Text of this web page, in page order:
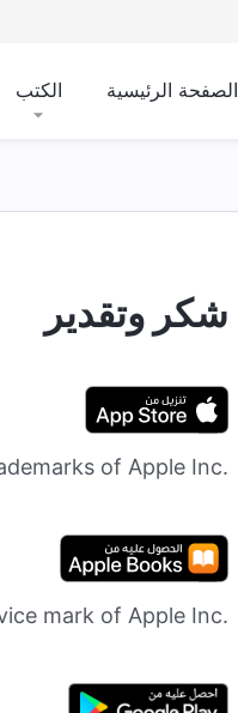
الصفحة الرئيسية الكتب
شكر وتقدير
of Apple Inc.
mark of Apple Inc.